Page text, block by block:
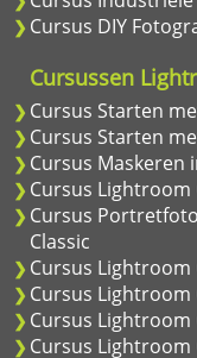
Cursus DIY
Cursussen
Cursus Starten
Cursus Starten
Cursus Maskeren
Cursus Lightroom
Cursus
Classic
Cursus Lightroom
Cursus Lightroom
Cursus Lightroom
Cursus Lightroom